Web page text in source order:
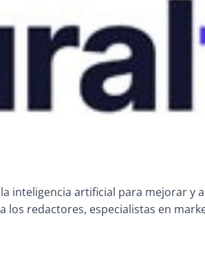
inteligencia artificial para mejorar
los redactores, especialistas en